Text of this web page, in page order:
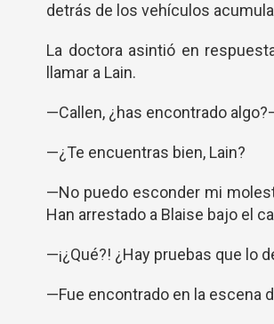
detrás de los vehículos
La doctora asintió en
llamar a Lain.
—Callen, ¿has encontrado
—¿Te encuentras bien, Lain?
—No puedo esconder mi
Han arrestado a Blaise bajo el
—¡¿Qué?! ¿Hay pruebas que lo
—Fue encontrado en la escena